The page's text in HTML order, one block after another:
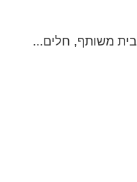
משותף, חלים...